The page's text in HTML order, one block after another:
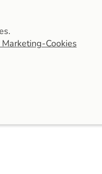
Cookies